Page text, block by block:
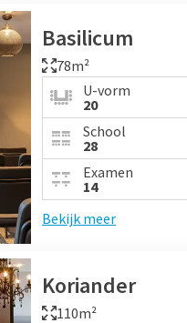
Basilicum
78m²
U-vorm
20
School
28
Examen
14
Bekijk meer
Koriander
110m²